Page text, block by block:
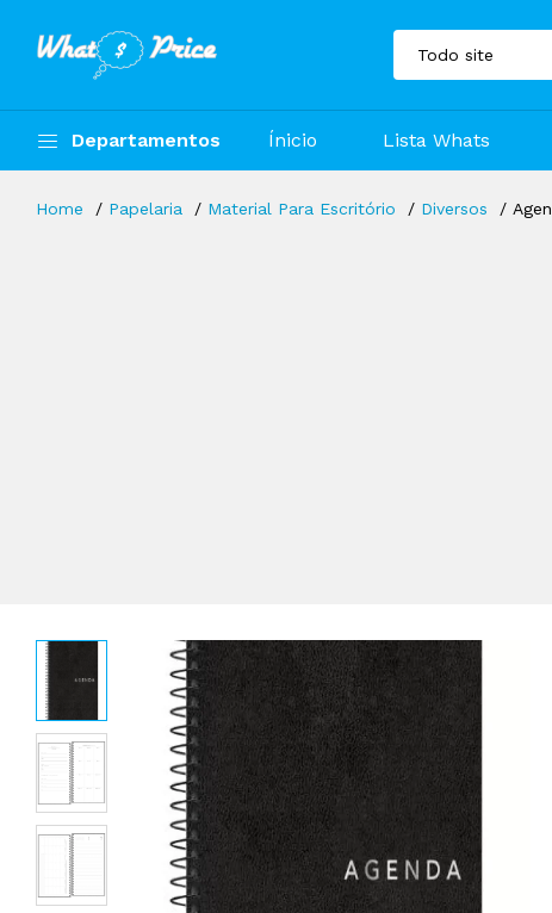
Departamentos Ínicio Lista Whats
Home Papelaria Material Para Escritório Diversos